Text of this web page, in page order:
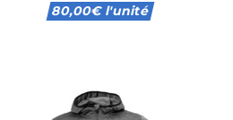
80,00€l'unité